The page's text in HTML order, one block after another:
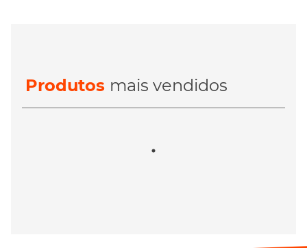
Produtos mais vendidos